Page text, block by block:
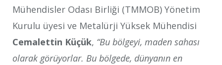
Mühendisler Odası Birliği (TMMOB) Yönetim
Kurulu üyesi ve Metalürji Yüksek Mühendisi
Cemalettin Küçük, “Bu bölgeyi, maden sahası
olarak görüyorlar. Bu bölgede, dünyanın en